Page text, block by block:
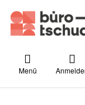
Menü